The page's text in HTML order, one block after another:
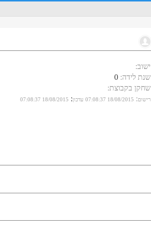
ישוב:
שנת לידה:
0
שחקן בקבוצת:
רישום:
18/08/2015 07:08:37 עדכון:
18/08/2015 07:08:37